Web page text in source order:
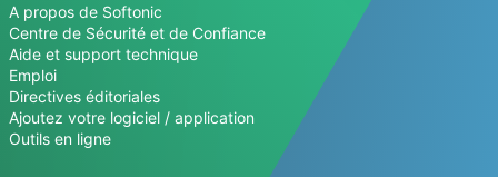
A propos de Softonic
Centre de Sécurité et de Confiance
Aide et support technique
Emploi
Directives éditoriales
Ajoutez votre logiciel / application
Outils en ligne